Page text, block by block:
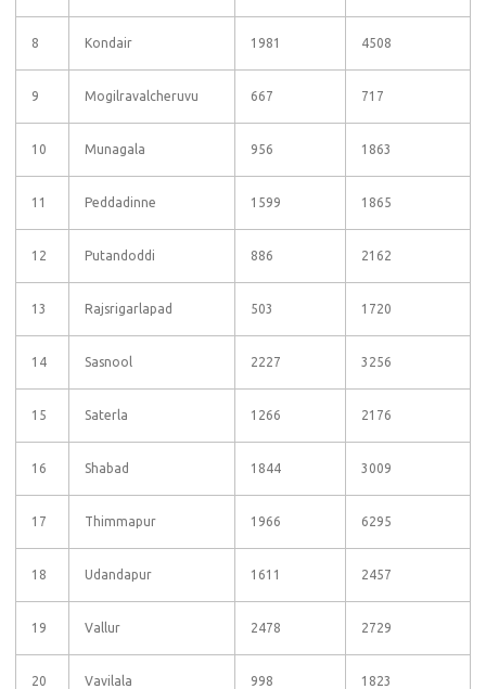
8 Kondair 1981 4508
9 Mogilravalcheruvu 667 717
10 Munagala 956 1863
11 Peddadinne 1599 1865
12 Putandoddi 886 2162
13 Rajsrigarlapad 503 1720
14 Sasnool 2227 3256
15 Saterla 1266 2176
16 Shabad 1844 3009
17 Thimmapur 1966 6295
18 Udandapur 1611 2457
19 Vallur 2478 2729
20 Vavilala 998 1823